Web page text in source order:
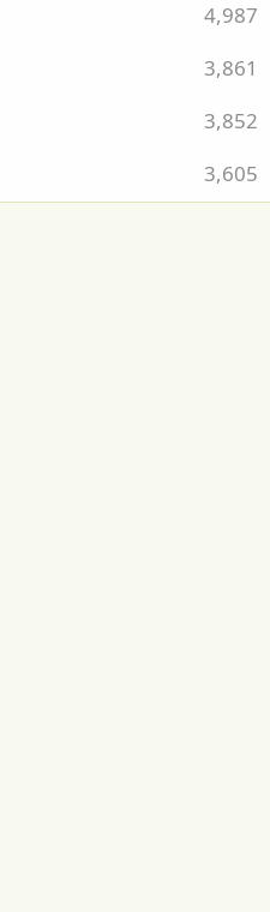
4,987
3,861
3,852
3,605